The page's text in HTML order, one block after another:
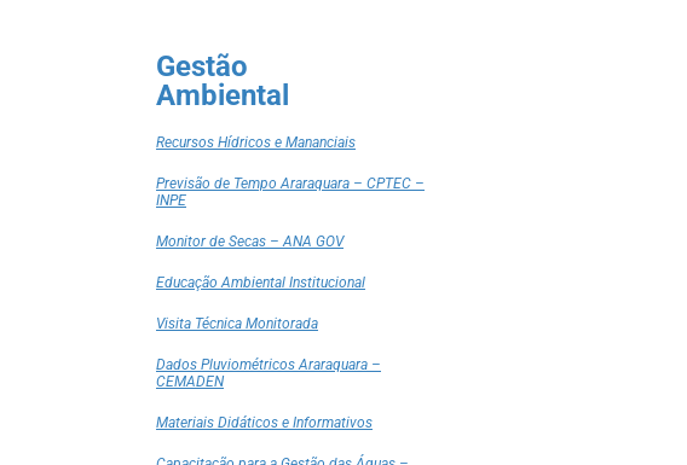
Gestão
Ambiental
Recursos Hídricos e Mananciais
Previsão de Tempo Araraquara – CPTEC –
INPE
Monitor de Secas – ANA GOV
Educação Ambiental Institucional
Visita Técnica Monitorada
Dados Pluviométricos Araraquara –
CEMADEN
Materiais Didáticos e Informativos